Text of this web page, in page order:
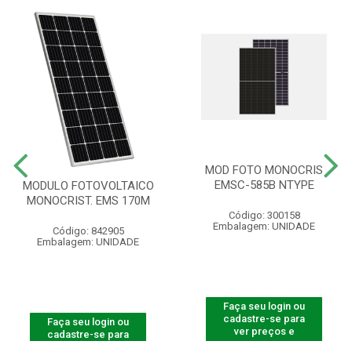
MODULO FOTOVOLTAICO
MONOCRIST. EMS 170M
Código: 842905
Embalagem: UNIDADE
Faça seu login ou
cadastre-se para
MOD FOTO MONOCRIS
EMSC-585B NTYPE
Código: 300158
Embalagem: UNIDADE
Faça seu login ou
cadastre-se para
ver preços e